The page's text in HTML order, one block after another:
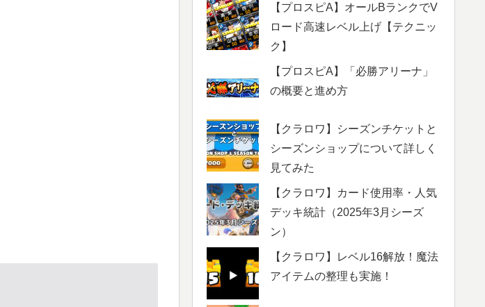
【プロスピA】オールBランクでV
ロード高速レベル上げ【テクニッ
ク】
【プロスピA】「必勝アリーナ」
の概要と進め方
【クラロワ】シーズンチケットと
シーズンショップについて詳しく
見てみた
【クラロワ】カード使用率・人気
デッキ統計（2025年3月シーズ
ン）
【クラロワ】レベル16解放！魔法
アイテムの整理も実施！